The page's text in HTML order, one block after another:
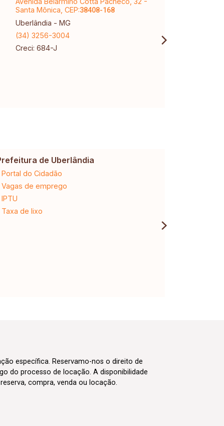
Santa Mônica, CEP:38408-168
Uberlândia - MG
(34) 3256-3004
Creci: 684-J
de Uberlândia
Portal do Cidadão
Vagas de emprego
IPTU
Taxa de lixo
específica. Reservamo-nos o direito de
do processo de locação. A disponibilidade
compra, venda ou locação.